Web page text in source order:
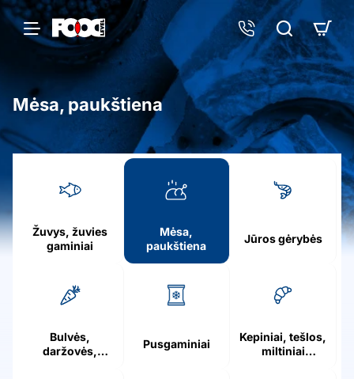
o
Mėsa, paukštiena
Žuvys, žuvies
gaminiai
Mėsa,
paukštiena
Jūros gėrybės
Bulvės,
daržovės,
Pusgaminiai
Kepiniai, tešlos,
miltiniai